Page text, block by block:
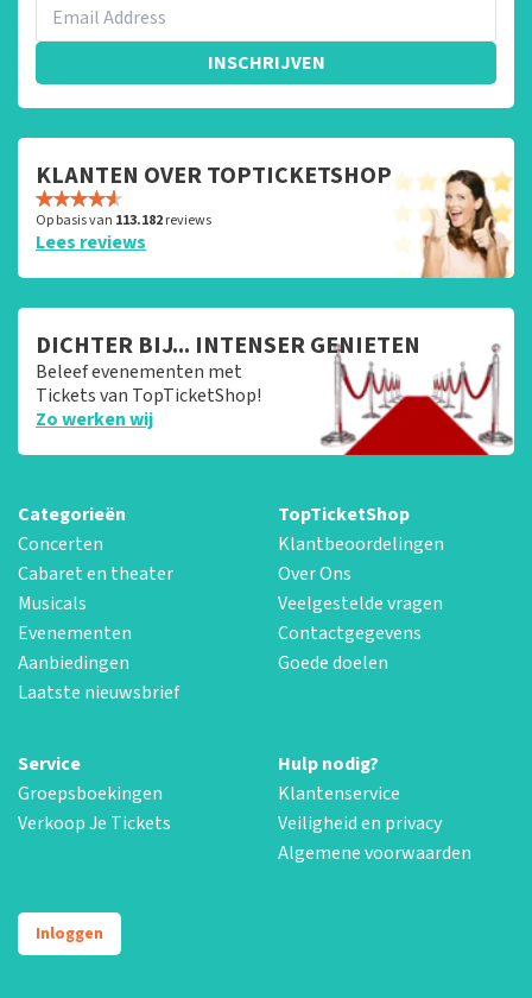
INSCHRIJVEN
KLANTEN OVER TOPTICKETSHOP
Op basis van 113.182reviews
Lees reviews
DICHTER BIJ... INTENSER GENIETEN
Beleef evenementen met
Tickets van TopTicketShop!
Zo werken wij
Categorieën
Concerten
Cabaret en theater
Musicals
Evenementen
Aanbiedingen
Laatste nieuwsbrief
TopTicketShop
Klantbeoordelingen
Over Ons
Veelgestelde vragen
Contactgegevens
Goede doelen
Service
Groepsboekingen
Verkoop Je Tickets
Hulp nodig?
Klantenservice
Veiligheid en privacy
Algemene voorwaarden
Inloggen